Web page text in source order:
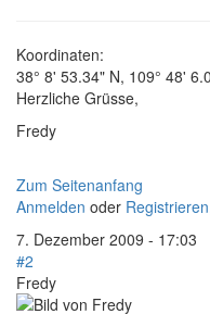
Koordinaten:
38° 8' 53.34" N, 109° 48'
Herzliche Grüsse,
Fredy
Zum Seitenanfang
Anmelden oder Registrieren
7. Dezember 2009 - 17:03
#2
Fredy